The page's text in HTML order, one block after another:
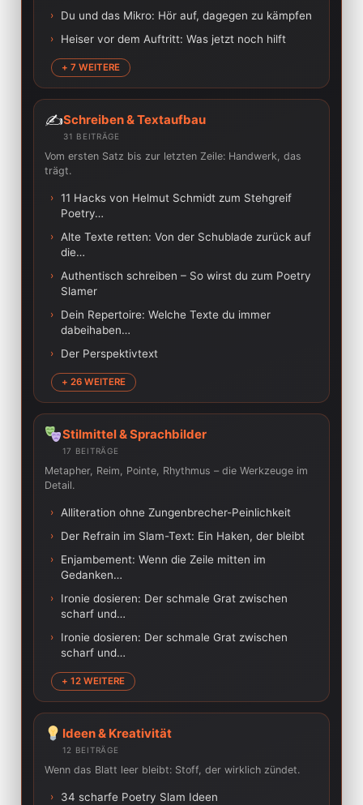
› Du und das Mikro: Hör auf, dagegen zu kämpfen
› Heiser vor dem Auftritt: Was jetzt noch hilft
+ 7 WEITERE
✍️Schreiben & Textaufbau
31 BEITRÄGE
Vom ersten Satz bis zur letzten Zeile: Handwerk, das
trägt.
› 11 Hacks von Helmut Schmidt zum Stehgreif
Poetry…
›
Alte Texte retten: Von der Schublade zurück auf
die…
›
Authentisch schreiben – So wirst du zum Poetry
Slamer
›
Dein Repertoire: Welche Texte du immer
dabeihaben…
› Der Perspektivtext
+ 26 WEITERE
Stilmittel & Sprachbilder
17 BEITRÄGE
Metapher, Reim, Pointe, Rhythmus – die Werkzeuge im
Detail.
› Alliteration ohne Zungenbrecher-Peinlichkeit
› Der Refrain im Slam-Text: Ein Haken, der bleibt
›
Enjambement: Wenn die Zeile mitten im
Gedanken…
›
Ironie dosieren: Der schmale Grat zwischen
scharf und…
›
Ironie dosieren: Der schmale Grat zwischen
scharf und…
+ 12 WEITERE
Ideen & Kreativität
12 BEITRÄGE
Wenn das Blatt leer bleibt: Stoff, der wirklich zündet.
› 34 scharfe Poetry Slam Ideen